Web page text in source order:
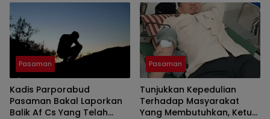
Oleh : Rahmawati Ismar SS
( Guru SDN Pauh , Lubuk
Sikaping, Pasaman.)
Wartawan Di Pasaman
Pasaman
Kadis Parporabud
Pasaman Bakal Laporkan
Balik Af Cs Yang Telah
Pasaman
Tunjukkan Kepedulian
Terhadap Masyarakat
Yang Membutuhkan, Ketua